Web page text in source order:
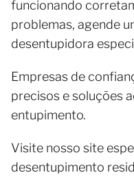
funcionando
problemas, agende
desentupidora
Empresas de
precisos e soluções
entupimento.
Visite nosso site
desentupimento